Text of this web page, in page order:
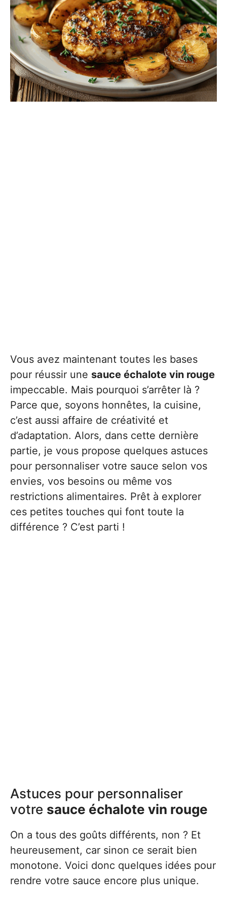
Vous avez maintenant toutes les bases
pour réussir une sauce échalote vin rouge
impeccable. Mais pourquoi s’arrêter là ?
Parce que, soyons honnêtes, la cuisine,
c’est aussi affaire de créativité et
d’adaptation. Alors, dans cette dernière
partie, je vous propose quelques astuces
pour personnaliser votre sauce selon vos
envies, vos besoins ou même vos
restrictions alimentaires. Prêt à explorer
ces petites touches qui font toute la
différence ? C’est parti !
Astuces pour personnaliser
votre sauce échalote vin rouge
On a tous des goûts différents, non ? Et
heureusement, car sinon ce serait bien
monotone. Voici donc quelques idées pour
rendre votre sauce encore plus unique.